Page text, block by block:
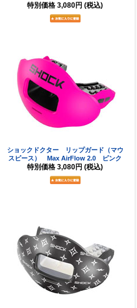
特別価格 3,080円 (税込)
ショックドクター リップガード（マウ
スピース） Max AirFlow 2.0 ピンク
特別価格 3,080円 (税込)